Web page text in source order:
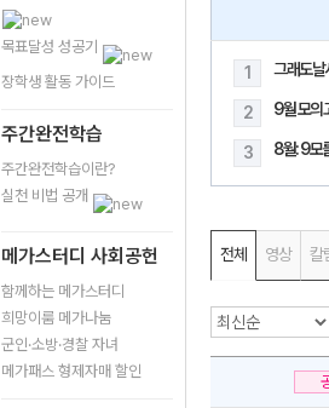
목표달성 성공기
장학생 활동 가이드
주간완전학습
주간완전학습이란?
실천 비법 공개
메가스터디 사회공헌
함께하는 메가스터디
희망이룸 메가나눔
군인·소방·경찰 자녀
메가패스 형제자매 할인
1 그래도날
2 9월 모의
3 8월: 9모
전체 영상 칼